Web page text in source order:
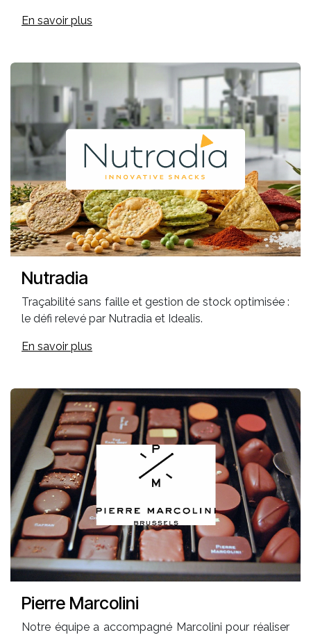
En savoir plus
Nutradia
Traçabilité sans faille et gestion de stock optimisée :
le défi relevé par Nutradia et Idealis.
En savoir plus
Pierre Marcolini
Notre équipe a accompagné Marcolini pour réaliser